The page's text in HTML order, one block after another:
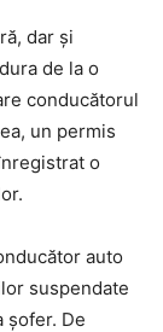
dar și
de la o
conducătorul
un permis
o
auto
suspendate
șofer. De